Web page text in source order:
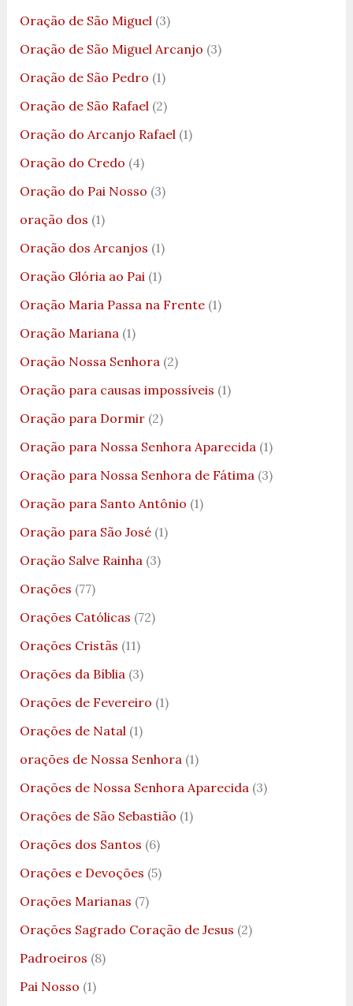
Oração de São Miguel(3)
Oração de São Miguel Arcanjo (3)
Oração de São Pedro (1)
Oração de São Rafael(2)
Oração do Arcanjo Rafael(1)
Oração do Credo (4)
Oração do Pai Nosso (3)
oração dos (1)
Oração dos Arcanjos (1)
Oração Glória ao Pai(1)
Oração Maria Passa na Frente(1)
Oração Mariana(1)
Oração Nossa Senhora(2)
Oração para causas impossíveis (1)
Oração para Dormir(2)
Oração para Nossa Senhora Aparecida(1)
Oração para Nossa Senhora de Fátima(3)
Oração para Santo Antônio (1)
Oração para São José(1)
Oração Salve Rainha(3)
Orações (77)
Orações Católicas (72)
Orações Cristãs (11)
Orações da Bíblia(3)
Orações de Fevereiro (1)
Orações de Natal(1)
orações de Nossa Senhora(1)
Orações de Nossa Senhora Aparecida(3)
Orações de São Sebastião (1)
Orações dos Santos (6)
Orações e Devoções (5)
Orações Marianas (7)
Orações Sagrado Coração de Jesus (2)
Padroeiros (8)
Pai Nosso (1)